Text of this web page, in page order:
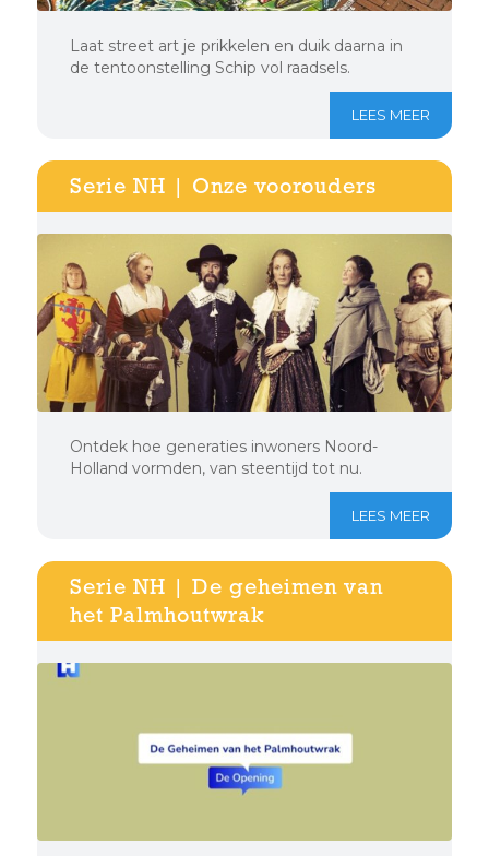
Laat street art je prikkelen en duik daarna in
de tentoonstelling Schip vol raadsels.
LEES MEER
Serie NH | Onze voorouders
Ontdek hoe generaties inwoners Noord-
Holland vormden, van steentijd tot nu.
LEES MEER
Serie NH | De geheimen van
het Palmhoutwrak